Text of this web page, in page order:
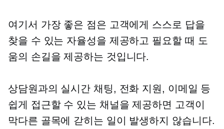
여기서 가장 좋은 점은 고객에게 스스로 답을
찾을 수 있는 자율성을 제공하고 필요할 때 도
움의 손길을 제공하는 것입니다.
상담원과의 실시간 채팅, 전화 지원, 이메일 등
쉽게 접근할 수 있는 채널을 제공하면 고객이
막다른 골목에 갇히는 일이 발생하지 않습니다.